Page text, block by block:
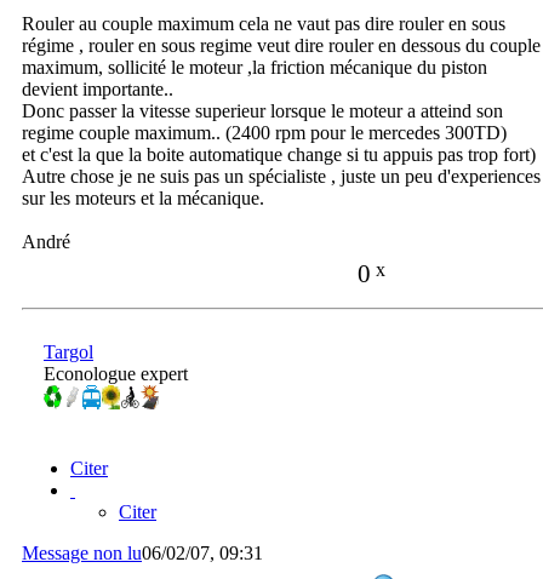
Rouler au couple maximum cela ne vaut pas dire rouler en sous
régime , rouler en sous regime veut dire rouler en dessous du couple
maximum, sollicité le moteur ,la friction mécanique du piston
devient importante..
Donc passer la vitesse superieur lorsque le moteur a atteind son
regime couple maximum.. (2400 rpm pour le mercedes 300TD)
et c'est la que la boite automatique change si tu appuis pas trop fort)
Autre chose je ne suis pas un spécialiste , juste un peu d'experiences
sur les moteurs et la mécanique.
André
0 x
Targol
Econologue expert
Citer
Citer
Message non lu06/02/07, 09:31